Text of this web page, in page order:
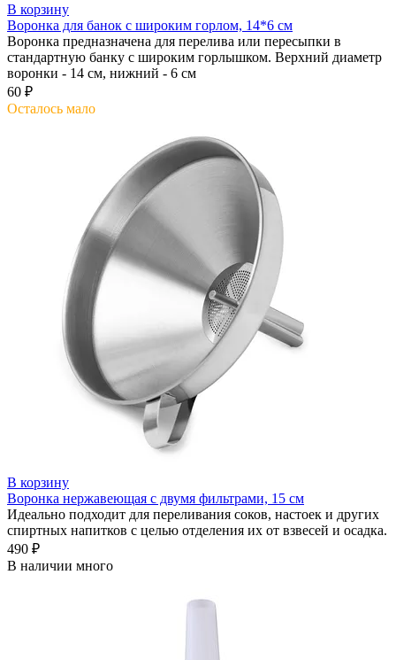
В корзину
Воронка для банок с широким горлом, 14*6 см
Воронка предназначена для перелива или пересыпки в
стандартную банку с широким горлышком. Верхний диаметр
воронки - 14 см, нижний - 6 см
60 ₽
Осталось мало
В корзину
Воронка нержавеющая с двумя фильтрами, 15 см
Идеально подходит для переливания соков, настоек и других
спиртных напитков с целью отделения их от взвесей и осадка.
490 ₽
В наличии много